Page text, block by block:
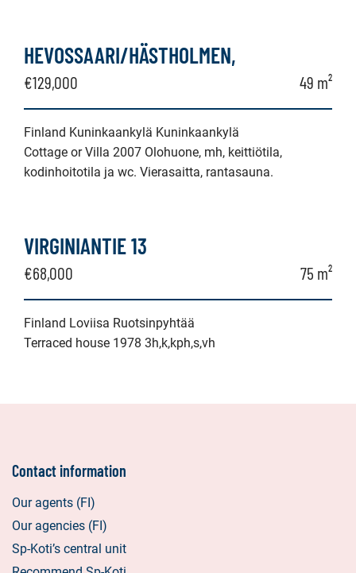
HEVOSSAARI/HÄSTHOLMEN,
€129,000 49 m²
Finland Kuninkaankylä Kuninkaankylä
Cottage or Villa 2007 Olohuone, mh, keittiötila,
kodinhoitotila ja wc. Vierasaitta, rantasauna.
VIRGINIANTIE 13
€68,000 75 m²
Finland Loviisa Ruotsinpyhtää
Terraced house 1978 3h,k,kph,s,vh
Contact information
Our agents (FI)
Our agencies (FI)
Sp-Koti’s central unit